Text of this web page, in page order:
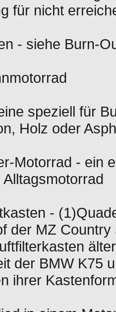
für nicht
- siehe Burn-
speziell für
Holz oder
Motorrad - ein
-
der MZ
der BMW K75
ihrer